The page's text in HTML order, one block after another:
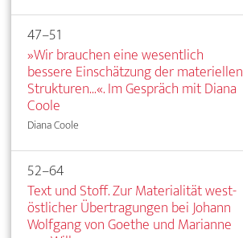
47–51
»Wir brauchen eine wesentlich
bessere Einschätzung der materiellen
Strukturen...«. Im Gespräch mit Diana
Coole
Diana Coole
52–64
Text und Stoff. Zur Materialität west-
östlicher Übertragungen bei Johann
Wolfgang von Goethe und Marianne